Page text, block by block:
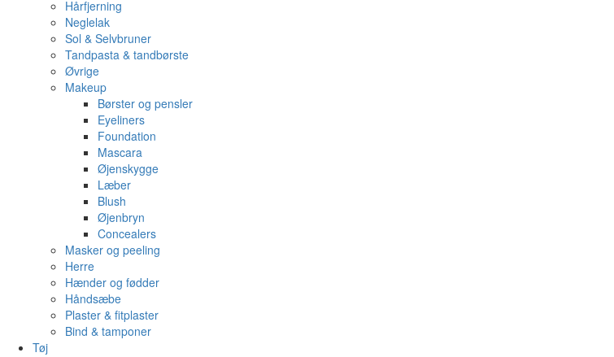
Hårfjerning
Neglelak
Sol & Selvbruner
Tandpasta & tandbørste
Øvrige
Makeup
Børster og pensler
Eyeliners
Foundation
Mascara
Øjenskygge
Læber
Blush
Øjenbryn
Concealers
Masker og peeling
Herre
Hænder og fødder
Håndsæbe
Plaster & fitplaster
Bind & tamponer
Tøj